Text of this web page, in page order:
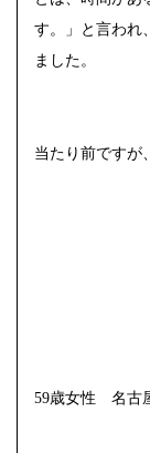
す。」と言われ
ました。
当たり前ですが
59歳女性 名古